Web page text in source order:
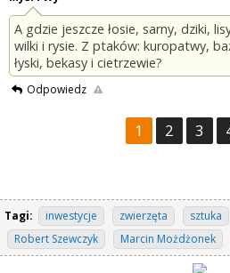
A gdzie jeszcze łosie, sarny, dziki,
wilki i rysie. Z ptaków: kuropatwy,
łyski, bekasy i cietrzewie?
Odpowiedz
1 2 3
Tagi: inwestycje zwierzęta sztuka
Robert Szewczyk
Marcin Możdżonek